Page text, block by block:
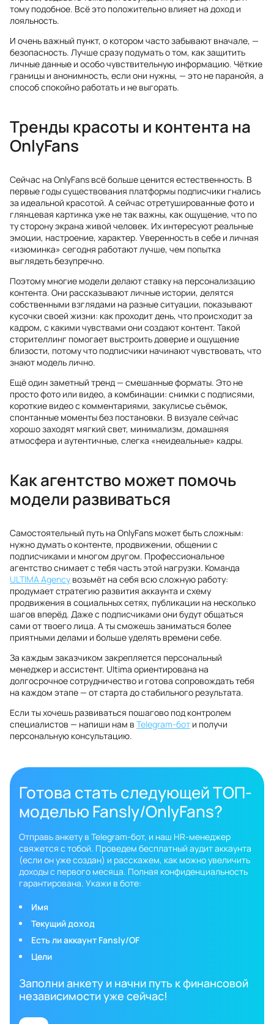
тому подобное. Всё это положительно влияет на доход и
лояльность.
И очень важный пункт, о котором часто забывают вначале, —
безопасность. Лучше сразу подумать о том, как защитить
личные данные и особо чувствительную информацию. Чёткие
границы и анонимность, если они нужны, — это не паранойя, а
способ спокойно работать и не выгорать.
Тренды красоты и контента на
OnlyFans
Сейчас на OnlyFans всё больше ценится естественность. В
первые годы существования платформы подписчики гнались
за идеальной красотой. А сейчас отретушированные фото и
глянцевая картинка уже не так важны, как ощущение, что по
ту сторону экрана живой человек. Их интересуют реальные
эмоции, настроение, характер. Уверенность в себе и личная
«изюминка» сегодня работают лучше, чем попытка
выглядеть безупречно.
Поэтому многие модели делают ставку на персонализацию
контента. Они рассказывают личные истории, делятся
собственными взглядами на разные ситуации, показывают
кусочки своей жизни: как проходит день, что происходит за
кадром, с какими чувствами они создают контент. Такой
сторителлинг помогает выстроить доверие и ощущение
близости, потому что подписчики начинают чувствовать, что
знают модель лично.
Ещё один заметный тренд — смешанные форматы. Это не
просто фото или видео, а комбинации: снимки с подписями,
короткие видео с комментариями, закулисье съёмок,
спонтанные моменты без постановки. В визуале сейчас
хорошо заходят мягкий свет, минимализм, домашняя
атмосфера и аутентичные, слегка «неидеальные» кадры.
Как агентство может помочь
модели развиваться
Самостоятельный путь на OnlyFans может быть сложным:
нужно думать о контенте, продвижении, общении с
подписчиками и многом другом. Профессиональное
агентство снимает с тебя часть этой нагрузки. Команда
ULTIMA Agency возьмёт на себя всю сложную работу:
продумает стратегию развития аккаунта и схему
продвижения в социальных сетях, публикации на несколько
шагов вперёд. Даже с подписчиками они будут общаться
сами от твоего лица. А ты сможешь заниматься более
приятными делами и больше уделять времени себе.
За каждым заказчиком закрепляется персональный
менеджер и ассистент. Ultima ориентирована на
долгосрочное сотрудничество и готова сопровождать тебя
на каждом этапе — от старта до стабильного результата.
Если ты хочешь развиваться пошагово под контролем
специалистов — напиши нам в Telegram-бот и получи
персональную консультацию.
Готова стать следующей ТОП-
моделью Fansly/OnlyFans?
Отправь анкету в Telegram-бот, и наш HR-менеджер
свяжется с тобой. Проведем бесплатный аудит аккаунта
(если он уже создан) и расскажем, как можно увеличить
доходы с первого месяца. Полная конфиденциальность
гарантирована. Укажи в боте:
Имя
Текущий доход
Есть ли аккаунт Fansly/OF
Цели
Заполни анкету и начни путь к финансовой
независимости уже сейчас!